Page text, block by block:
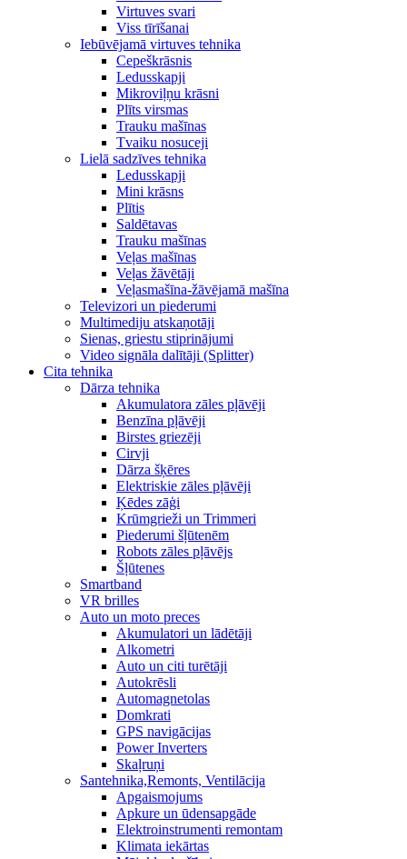
Virtuves svari
Viss tīrīšanai
Iebūvējamā virtuves tehnika
Cepeškrāsnis
Ledusskapji
Mikroviļņu krāsni
Plīts virsmas
Trauku mašīnas
Tvaiku nosuceji
Lielā sadzīves tehnika
Ledusskapji
Mini krāsns
Plītis
Saldētavas
Trauku mašīnas
Veļas mašīnas
Veļas žāvētāji
Veļasmašīna-žāvējamā mašīna
Televizori un piederumi
Multimediju atskaņotāji
Sienas, griestu stiprinājumi
Video signāla dalītāji (Splitter)
Cita tehnika
Dārza tehnika
Akumulatora zāles pļāvēji
Benzīna pļāvēji
Birstes griezēji
Cirvji
Dārza šķēres
Elektriskie zāles pļāvēji
Ķēdes zāģi
Krūmgrieži un Trimmeri
Piederumi šļūtenēm
Robots zāles pļāvējs
Šļūtenes
Smartband
VR brilles
Auto un moto preces
Akumulatori un lādētāji
Alkometri
Auto un citi turētāji
Autokrēsli
Automagnetolas
Domkrati
GPS navigācijas
Power Inverters
Skaļruņi
Santehnika,Remonts, Ventilācija
Apgaismojums
Apkure un ūdensapgāde
Elektroinstrumenti remontam
Klimata iekārtas